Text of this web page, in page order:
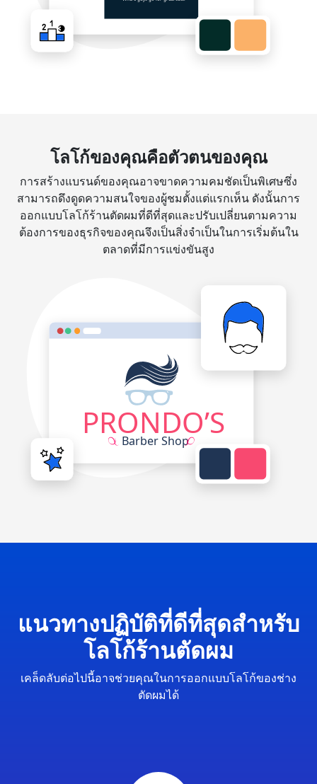
โลโก้ของคุณคือตัวตนของคุณ
การสร้างแบรนด์ของคุณอาจขาดความคมชัดเป็นพิเศษซึ่ง
สามารถดึงดูดความสนใจของผู้ชมตั้งแต่แรกเห็น ดังนั้นการ
ออกแบบโลโก้ร้านตัดผมที่ดีที่สุดและปรับเปลี่ยนตามความ
ต้องการของธุรกิจของคุณจึงเป็นสิ่งจำเป็นในการเริ่มต้นใน
ตลาดที่มีการแข่งขันสูง
แนวทางปฏิบัติที่ดีที่สุดสำหรับ
โลโก้ร้านตัดผม
เคล็ดลับต่อไปนี้อาจช่วยคุณในการออกแบบโลโก้ของช่าง
ตัดผมได้